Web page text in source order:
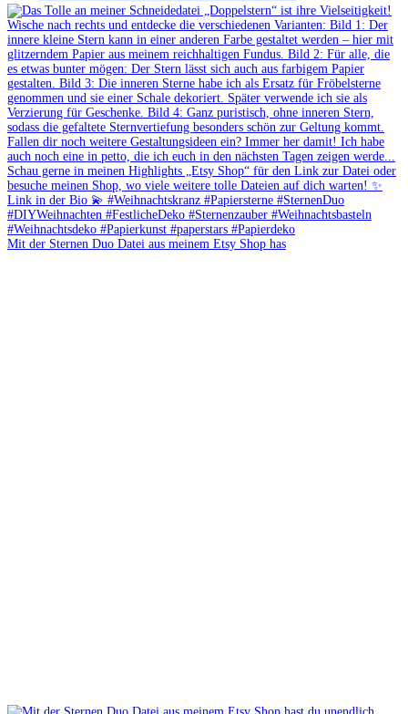
Mit der Sternen Duo Datei aus meinem Etsy Shop has